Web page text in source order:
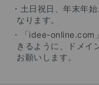
・土日祝日、年末年
なります。
・「idee-online.com
きるように、ドメイ
お願いします。